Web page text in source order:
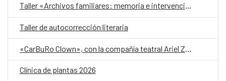
Taller «Archivos familiares: memoria e intervención»
Taller de autocorrección literaria
Clínica de plantas 2026